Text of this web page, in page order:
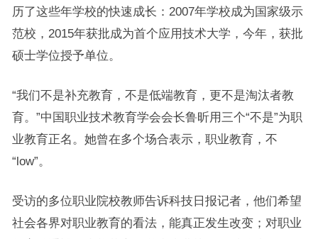
历了这些年学校的快速成长：2007年学校成为国家级示
范校，2015年获批成为首个应用技术大学，今年，获批
硕士学位授予单位。
“我们不是补充教育，不是低端教育，更不是淘汰者教
育。”中国职业技术教育学会会长鲁昕用三个“不是”为职
业教育正名。她曾在多个场合表示，职业教育，不
“low”。
受访的多位职业院校教师告诉科技日报记者，他们希望
社会各界对职业教育的看法，能真正发生改变；对职业